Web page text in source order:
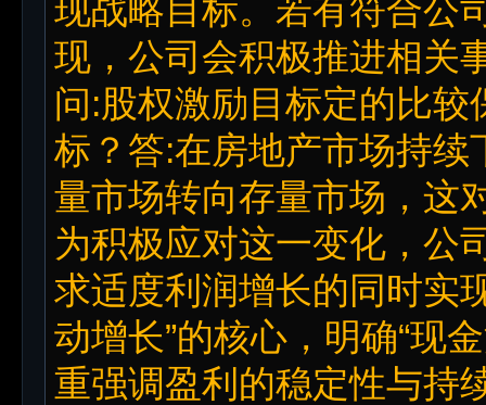
现战略目标。若有符合公
现，公司会积极推进相关
问:股权激励目标定的比
标？答:在房地产市场持
量市场转向存量市场，这
为积极应对这一变化，公
求适度利润增长的同时实
动增长”的核心，明确“现
重强调盈利的稳定性与持